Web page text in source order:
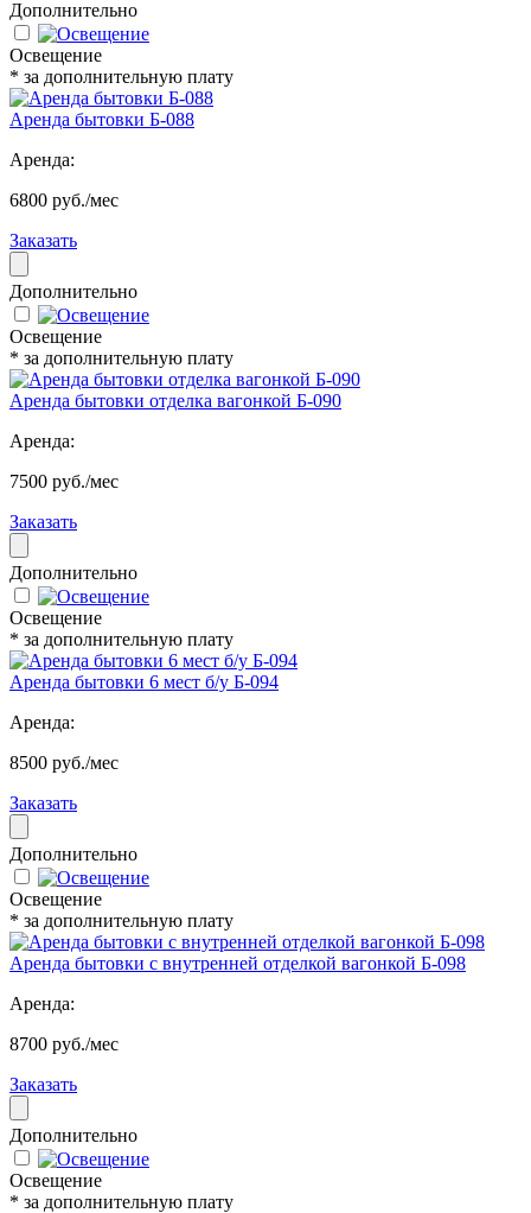
Дополнительно
Освещение
* за дополнительную плату
Аренда бытовки Б-088
Аренда:
6800 руб./мес
Заказать
Дополнительно
Освещение
* за дополнительную плату
Аренда бытовки отделка вагонкой Б-090
Аренда:
7500 руб./мес
Заказать
Дополнительно
Освещение
* за дополнительную плату
Аренда бытовки 6 мест б/у Б-094
Аренда:
8500 руб./мес
Заказать
Дополнительно
Освещение
* за дополнительную плату
Аренда бытовки с внутренней отделкой вагонкой Б-098
Аренда:
8700 руб./мес
Заказать
Дополнительно
Освещение
* за дополнительную плату